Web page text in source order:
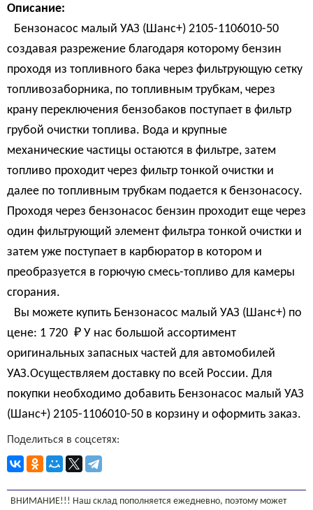
Описание:
Бензонасос малый УАЗ (Шанс+) 2105-1106010-50
создавая разрежение благодаря которому бензин
проходя из топливного бака через фильтрующую сетку
топливозаборника, по топливным трубкам, через
крану переключения бензобаков поступает в фильтр
грубой очистки топлива. Вода и крупные
механические частицы остаются в фильтре, затем
топливо проходит через фильтр тонкой очистки и
далее по топливным трубкам подается к бензонасосу.
Проходя через бензонасос бензин проходит еще через
один фильтрующий элемент фильтра тонкой очистки и
затем уже поступает в карбюратор в котором и
преобразуется в горючую смесь-топливо для камеры
сгорания.
Вы можете купить Бензонасос малый УАЗ (Шанс+) по
цене: 1 720 ₽ У нас большой ассортимент
оригинальных запасных частей для автомобилей
УАЗ.Осуществляем доставку по всей России. Для
покупки необходимо добавить Бензонасос малый УАЗ
(Шанс+) 2105-1106010-50 в корзину и оформить заказ.
Поделиться в соцсетях:
ВНИМАНИЕ!!! Наш склад пополняется ежедневно, поэтому может